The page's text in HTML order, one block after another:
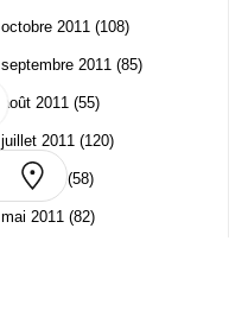
octobre 2011 (108)
septembre 2011 (85)
août 2011 (55)
juillet 2011 (120)
juin 2011 (58)
mai 2011 (82)